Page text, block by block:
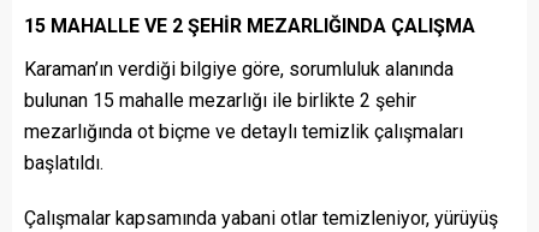
15 MAHALLE VE 2 ŞEHİR MEZARLIĞINDA ÇALIŞMA
Karaman’ın verdiği bilgiye göre, sorumluluk alanında
bulunan 15 mahalle mezarlığı ile birlikte 2 şehir
mezarlığında ot biçme ve detaylı temizlik çalışmaları
başlatıldı.
Çalışmalar kapsamında yabani otlar temizleniyor, yürüyüş